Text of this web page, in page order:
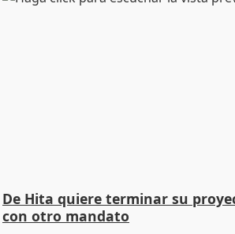
De Hita quiere terminar su
con otro mandato